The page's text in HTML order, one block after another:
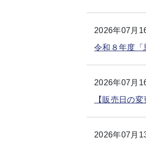
2026年07月
令和８年度「
2026年07月
【販売日の
2026年07月